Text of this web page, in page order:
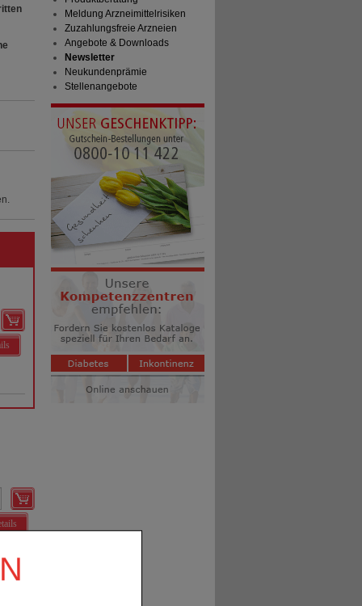
Meldung Arzneimittelrisiken
Zuzahlungsfreie Arzneien
Angebote & Downloads
Newsletter
Neukundenprämie
Stellenangebote